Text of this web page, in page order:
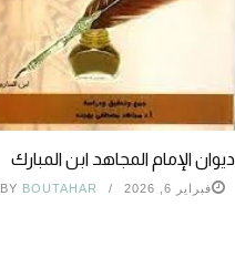
ديوان الإمام المجاهد ابن المبارك
فبراير 6, 2026 BY BOUTAHAR